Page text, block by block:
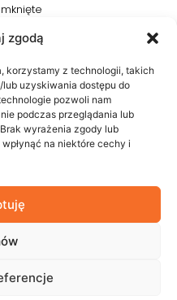
zgodą
korzystamy z technologii, takich
uzyskiwania dostępu do
pozwoli nam
podczas przeglądania lub
wyrażenia zgody lub
na niektóre cechy i
specjalizująca się w
do mebli. Tworzymy
podkreślają formę mebla i
portfolio znajdują się
z myślą o estetyce i
kontakcie
91 28